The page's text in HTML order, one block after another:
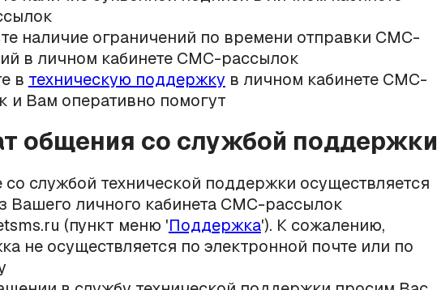
наличие ограничений по времени отправки СМС-
в личном кабинете СМС-рассылок
в техническую поддержку в личном кабинете СМС-
и Вам оперативно помогут
общения со службой поддержки
службой технической поддержки осуществляется
Вашего личного кабинета СМС-рассылок
(пункт меню 'Поддержка'). К сожалению,
не осуществляется по электронной почте или по